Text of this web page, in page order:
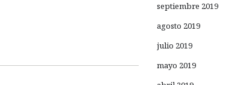
septiembre 2019
agosto 2019
julio 2019
mayo 2019